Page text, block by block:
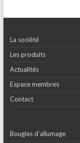
La société
Les produits
Actualités
Espace membres
Contact
Bougies d’allumage